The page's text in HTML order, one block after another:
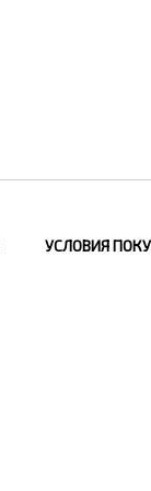
УСЛОВИЯ